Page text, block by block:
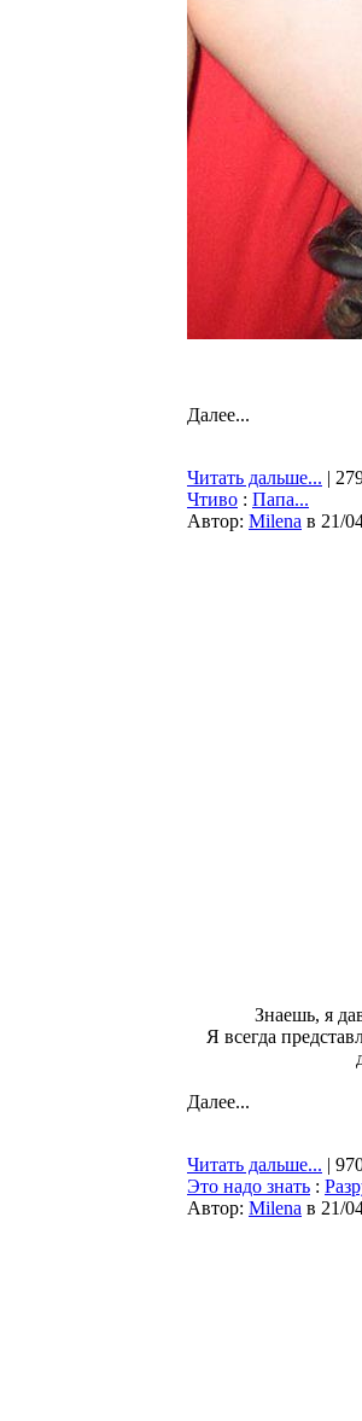
Далее...
Читать дальше... |
Чтиво : Папа...
Автор: Milena в 21/
Знаешь, я
Я всегда
Далее...
Читать дальше... |
Это надо знать :
Автор: Milena в 21/